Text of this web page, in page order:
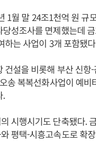
1월 말 24조1천억 원 규
성조사를 면제했는데
하는 사업이 3개 포함됐
건설을 비롯해 부산 신항
송 복복선화사업이 예비
.
시행시기도 단축됐다.
평택-시흥고속도로 확